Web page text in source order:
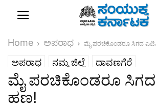
Home ಅಪರಾಧ ಮೈ ಪರಚಿಕೊಂಡರೂ ಸಿಗದ
ಅಪರಾಧ ನಮ್ಮ ಜಿಲ್ಲೆ ದಾವಣಗೆರೆ
ಮೈ ಪರಚಿಕೊಂಡರೂ
ಹಣ!